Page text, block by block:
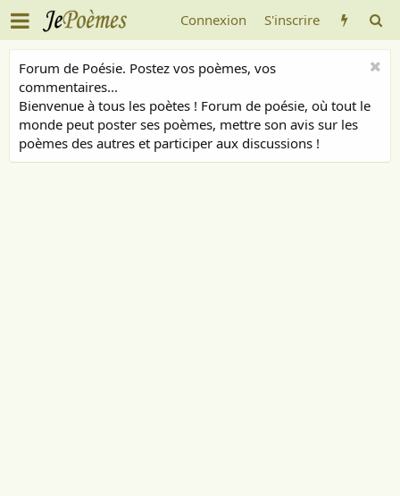
Connexion S'inscrire
Forum de Poésie. Postez vos poèmes, vos
commentaires...
Bienvenue à tous les poètes ! Forum de poésie, où tout le
monde peut poster ses poèmes, mettre son avis sur les
poèmes des autres et participer aux discussions !